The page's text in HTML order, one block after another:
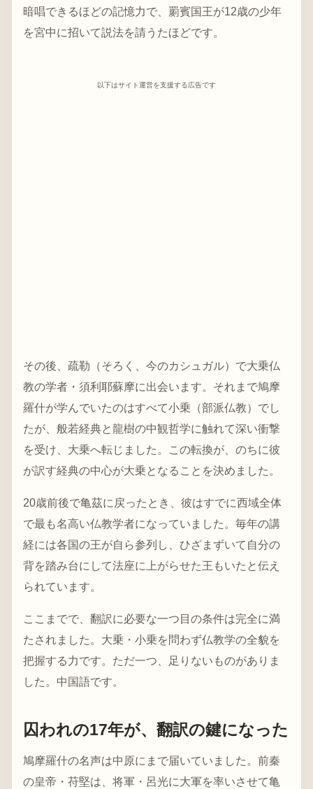
暗唱できるほどの記憶力で、罽賓国王が12歳の少年
を宮中に招いて説法を請うたほどです。
以下はサイト運営を支援する広告です
その後、疏勒（そろく、今のカシュガル）で大乗仏
教の学者・須利耶蘇摩に出会います。それまで鳩摩
羅什が学んでいたのはすべて小乗（部派仏教）でし
たが、般若経典と龍樹の中観哲学に触れて深い衝撃
を受け、大乗へ転じました。この転換が、のちに彼
が訳す経典の中心が大乗となることを決めました。
20歳前後で亀茲に戻ったとき、彼はすでに西域全体
で最も名高い仏教学者になっていました。毎年の講
経には各国の王が自ら参列し、ひざまずいて自分の
背を踏み台にして法座に上がらせた王もいたと伝え
られています。
ここまでで、翻訳に必要な一つ目の条件は完全に満
たされました。大乗・小乗を問わず仏教学の全貌を
把握する力です。ただ一つ、足りないものがありま
した。中国語です。
囚われの17年が、翻訳の鍵になった
鳩摩羅什の名声は中原にまで届いていました。前秦
の皇帝・苻堅は、将軍・呂光に大軍を率いさせて亀